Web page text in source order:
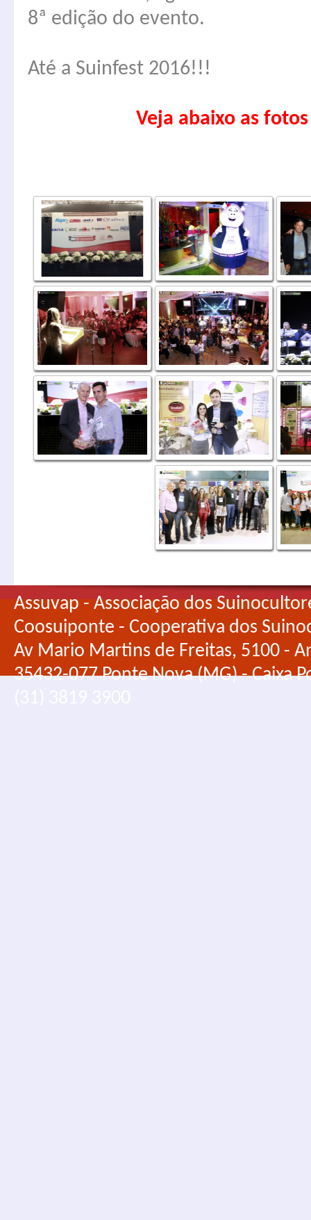
8ª edição do evento.
Até a Suinfest 2016!!!
Veja abaixo as
Assuvap - Associação dos
Coosuiponte - Cooperativa dos
Av Mario Martins de Freitas, 5100 -
35432-077 Ponte Nova (MG) - Caixa